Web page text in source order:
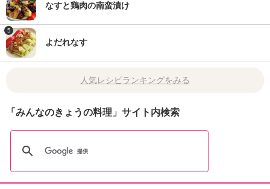
なすと鶏肉の南蛮漬け
5
よだれなす
人気レシピランキングをみる
「みんなのきょうの料理」サイト内検索